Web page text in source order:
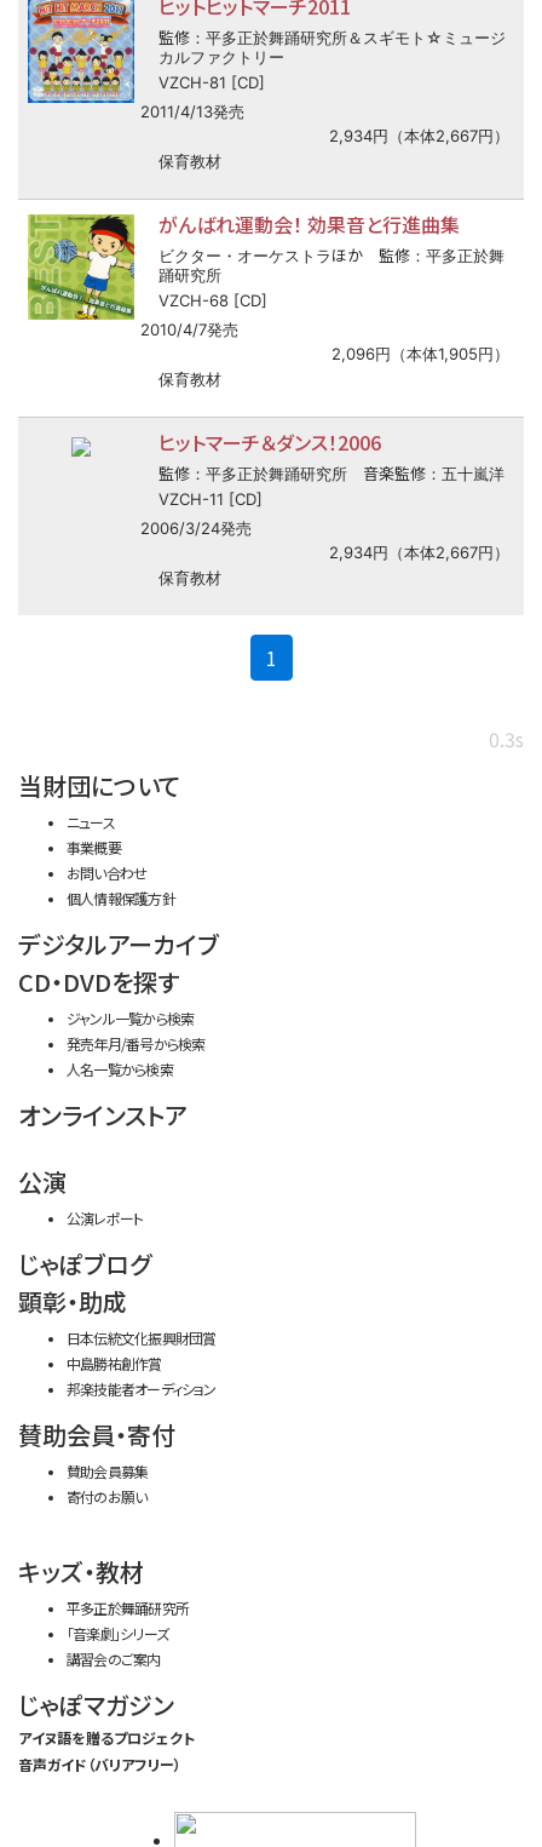
ヒットヒットマーチ2011
監修 ：平多正於舞踊研究所＆スギモト☆ミュージ
カルファクトリー
VZCH-81 [CD]
2011/4/13発売
2,934円（本体2,667円）
保育教材
がんばれ運動会！ 効果音と行進曲集
ビクター・オーケストラほか 監修 ：平多正於舞
踊研究所
VZCH-68 [CD]
2010/4/7発売
2,096円（本体1,905円）
保育教材
ヒットマーチ＆ダンス！2006
監修 ：平多正於舞踊研究所 音楽監修 ：五十嵐洋
VZCH-11 [CD]
2006/3/24発売
2,934円（本体2,667円）
保育教材
1
0.3s
当財団について
ニュース
事業概要
お問い合わせ
個人情報保護方針
デジタルアーカイブ
CD・DVDを探す
ジャンル一覧から検索
発売年月/番号から検索
人名一覧から検索
オンラインストア
公演
公演レポート
じゃぽブログ
顕彰・助成
日本伝統文化振興財団賞
中島勝祐創作賞
邦楽技能者オーディション
賛助会員・寄付
賛助会員募集
寄付のお願い
キッズ・教材
平多正於舞踊研究所
「音楽劇」シリーズ
講習会のご案内
じゃぽマガジン
アイヌ語を贈るプロジェクト
音声ガイド（バリアフリー）